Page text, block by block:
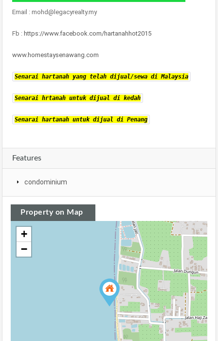
Email : mohd@legacyrealty.my
Fb : https://www.facebook.com/hartanahhot2015
www.homestaysenawang.com
Senarai hartanah yang telah dijual/sewa di Malaysia
Senarai hrtanah untuk dijual di kedah
Senarai hartanah untuk dijual di Penang
Features
condominium
Property on Map
+
−